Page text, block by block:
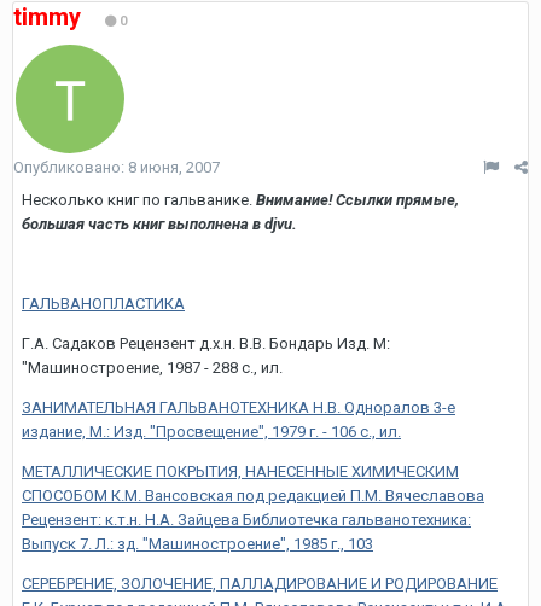
timmy 0
Опубликовано: 8 июня, 2007
Несколько книг по гальванике. Внимание! Ссылки прямые,
большая часть книг выполнена в djvu.
ГАЛЬВАНОПЛАСТИКА
Г.А. Садаков Рецензент д.х.н. В.В. Бондарь Изд. М:
"Машиностроение, 1987 - 288 с., ил.
ЗАНИМАТЕЛЬНАЯ ГАЛЬВАНОТЕХНИКА Н.В. Одноралов 3-е
издание, М.: Изд. "Просвещение", 1979 г. - 106 с., ил.
МЕТАЛЛИЧЕСКИЕ ПОКРЫТИЯ, НАНЕСЕННЫЕ ХИМИЧЕСКИМ
СПОСОБОМ К.М. Вансовская под редакцией П.М. Вячеславова
Рецензент: к.т.н. Н.А. Зайцева Библиотечка гальванотехника:
Выпуск 7. Л.: зд. "Машиностроение", 1985 г., 103
СЕРЕБРЕНИЕ, ЗОЛОЧЕНИЕ, ПАЛЛАДИРОВАНИЕ И РОДИРОВАНИЕ